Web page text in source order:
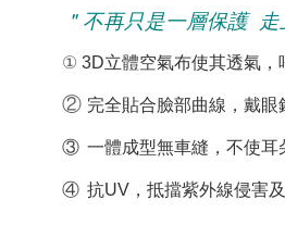
＂ 不再只是一層保護 走
① 3D立體空氣布使其透氣，
② 完全貼合臉部曲線，戴眼
③ 一體成型無車縫，不使耳
④ 抗UV，抵擋紫外線侵害